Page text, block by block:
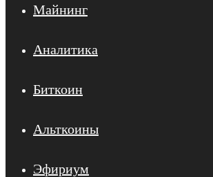
Майнинг
Аналитика
Биткоин
Альткоины
Эфириум